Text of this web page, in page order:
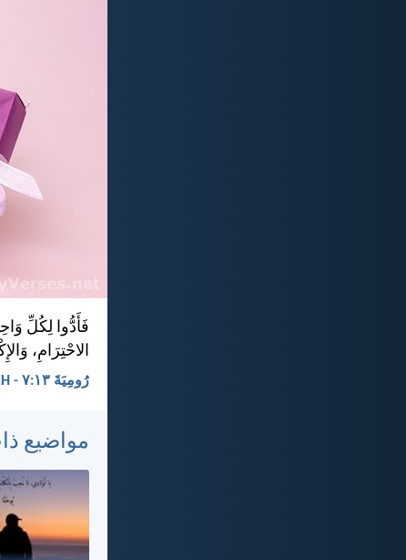
فَأَدُّوا لِكُلِّ
الاحْتِرَامِ،
رُومِيَةَ ١٣:‏٧ - KEH
مواضيع